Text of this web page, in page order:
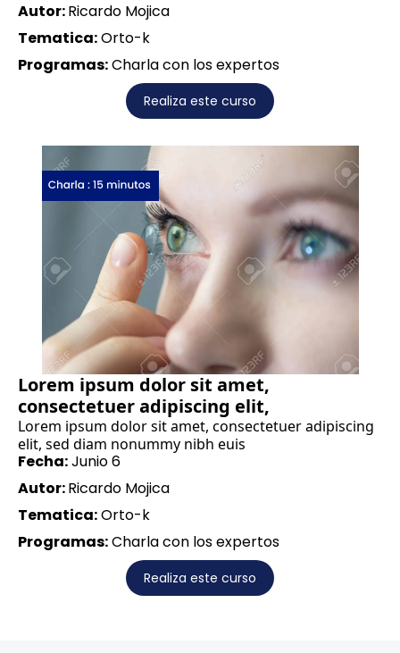
Autor:Ricardo Mojica
Tematica:Orto-k
Programas:Charla con los expertos
Realiza este curso
Lorem ipsum dolor sit amet,
consectetuer adipiscing elit,
Lorem ipsum dolor sit amet, consectetuer adipiscing
elit, sed diam nonummy nibh euis
Fecha:Junio 6
Autor:Ricardo Mojica
Tematica:Orto-k
Programas:Charla con los expertos
Realiza este curso